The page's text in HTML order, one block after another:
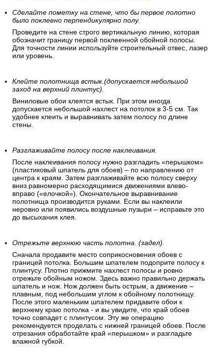
Сделайте пометку на стене, что бы первое полотно
было поклеено перпендикулярно полу.
Проведите на стене строго вертикальную линию, которая
обозначит границу первой поклеенной обойной полосы.
Для точности линии используйте строительный отвес, лазер
или уровень.
Клейте полотнища встык.(допускается небольшой
заход на верхний плинтус).
Виниловые обои клеятся встык. При этом иногда
допускается небольшой нахлест на потолок в 3-5 см. Так
удобнее клеить и выравнивать затем полосу по длине
стены.
Разглаживайте полосу после наклеивания.
После наклеивания полосу нужно разгладить «перышком»
(пластиковый шпатель для обоев) – по направлению от
центра к краям. Затем разглаживайте всю полосу сверху
вниз равномерно расходящимися движениями влево-
вправо («елочкой»). Окончательное выравнивание
полотнища производится руками. Если вы наклеили
неровно или появились воздушные пузыри – исправьте это
до высыхания клея.
Отрежьте верхнюю часть полотна. (задел).
Сначала продавите место соприкосновения обоев с
границей потолка. Большим шпателем подоприте полосу к
плинтусу. Плотно прижмите нахлест полосы и ровно
отрежьте обойным ножом. Здесь важно правильно держать
шпатель и нож. Нож должен быть острым, а движение –
плавным, под небольшим углом к обойному полотнищу.
После этого маленьким шпателем придавите обои к
верхнему краю потолка - и вы увидите, что край обоев
точно совпадет с плинтусом. Эту же операцию
рекомендуется проделать с нижней границей обоев. После
отрезания обработайте край «перышком» и разгладьте
влажной губкой.